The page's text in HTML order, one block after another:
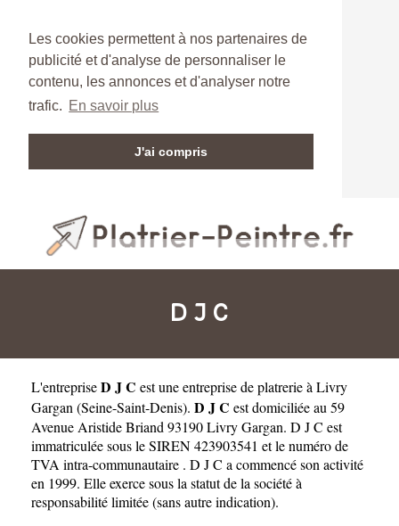
Les cookies permettent à nos partenaires de
publicité et d'analyse de personnaliser le
contenu, les annonces et d'analyser notre
trafic. En savoir plus
J'ai compris
D J C
L'entrepriseD J C est uneentreprise de platrerie à Livry
Gargan (Seine-Saint-Denis). D J C est domiciliée au 59
Avenue Aristide Briand 93190 Livry Gargan. D J C est
immatriculée sous le SIREN 423903541 et le numéro de
TVA intra-communautaire . D J C a commencé son activité
en 1999. Elle exerce sous la statut de la société à
responsabilité limitée (sans autre indication).